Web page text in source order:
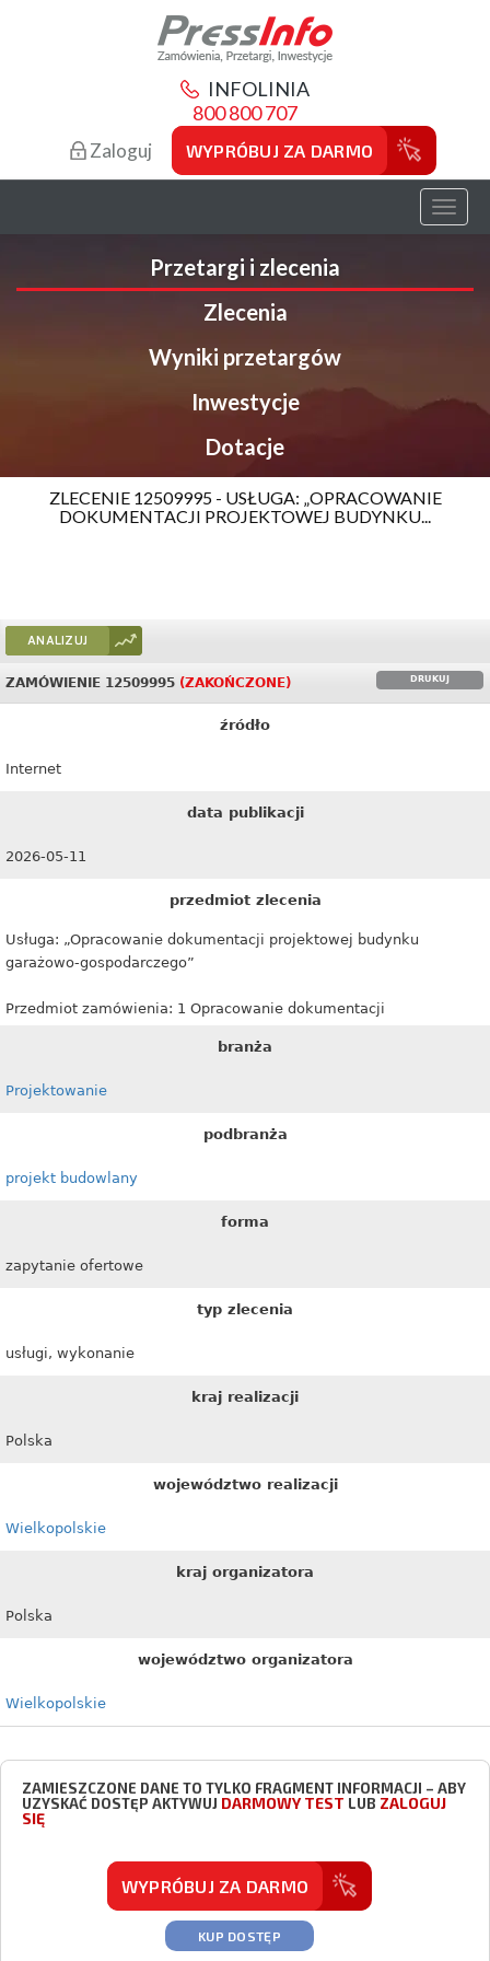
INFOLINIA
800 800 707
Zaloguj WYPRÓBUJ ZA DARMO
Toggle
Przetargi i zlecenia
Zlecenia
Wyniki przetargów
Inwestycje
Dotacje
ZLECENIE 12509995 - USŁUGA: „OPRACOWANIE
DOKUMENTACJI PROJEKTOWEJ BUDYNKU...
ANALIZUJ
DRUKUJ
ZAMÓWIENIE 12509995 (ZAKOŃCZONE)
źródło
Internet
data publikacji
2026-05-11
przedmiot zlecenia
Usługa: „Opracowanie dokumentacji projektowej budynku
garażowo-gospodarczego”
Przedmiot zamówienia: 1 Opracowanie dokumentacji
branża
Projektowanie
podbranża
projekt budowlany
forma
zapytanie ofertowe
typ zlecenia
usługi, wykonanie
kraj realizacji
Polska
województwo realizacji
Wielkopolskie
kraj organizatora
Polska
województwo organizatora
Wielkopolskie
ZAMIESZCZONE DANE TO TYLKO FRAGMENT INFORMACJI – ABY
UZYSKAĆ DOSTĘP AKTYWUJ DARMOWY TEST LUB ZALOGUJ
SIĘ
WYPRÓBUJ ZA DARMO
KUP DOSTĘP